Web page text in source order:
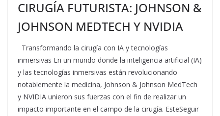
CIRUGÍA FUTURISTA: JOHNSON &
JOHNSON MEDTECH Y NVIDIA
Transformando la cirugía con IA y tecnologías
inmersivas En un mundo donde la inteligencia artificial (IA)
y las tecnologías inmersivas están revolucionando
notablemente la medicina, Johnson & Johnson MedTech
y NVIDIA unieron sus fuerzas con el fin de realizar un
impacto importante en el campo de la cirugía. EsteSeguir